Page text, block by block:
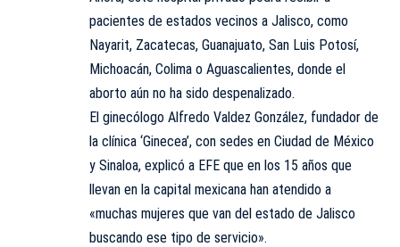
pacientes de estados vecinos a Jalisco, como
Nayarit, Zacatecas, Guanajuato, San Luis Potosí,
Michoacán, Colima o Aguascalientes, donde el
aborto aún no ha sido despenalizado.
El ginecólogo Alfredo Valdez González, fundador de
la clínica ‘Ginecea’, con sedes en Ciudad de México
y Sinaloa, explicó a EFE que en los 15 años que
llevan en la capital mexicana han atendido a
«muchas mujeres que van del estado de Jalisco
buscando ese tipo de servicio».